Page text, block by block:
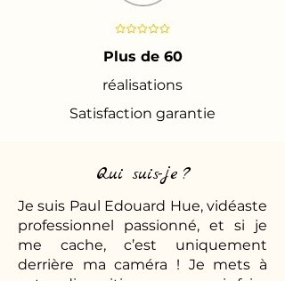
Plus de 60
réalisations
Satisfaction garantie
Qui suis-je ?
Je suis Paul Edouard Hue, vidéaste
professionnel passionné, et si je
me cache, c’est uniquement
derrière ma caméra ! Je mets à